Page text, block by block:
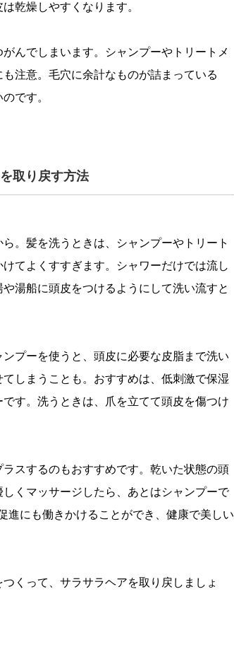
乾燥しやすくなります。
んでしまいます。シャンプーやトリートメ
注意。毛穴に余計なものが詰まっている
です。
取り戻す方法
。髪を洗うときは、シャンプーやトリート
てよくすすぎます。シャワーだけでは流し
湯船に頭皮をつけるようにして洗い流すと
プーを使うと、頭皮に必要な皮脂まで洗い
しまうことも。おすすめは、低刺激で保湿
す。洗うときは、爪を立てて頭皮を傷つけ
スするのもおすすめです。乾いた状態の頭
くマッサージしたら、あとはシャンプーで
進にも働きかけることができ、健康で美しい
くって、サラサラヘアを取り戻しましょ